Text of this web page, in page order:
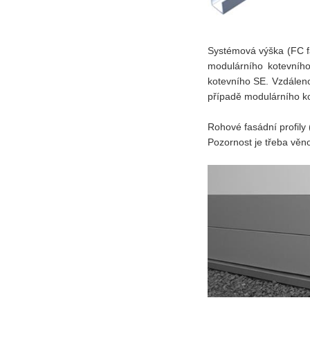
Systémová výška (FC
modulárního
kotevního SE.
případě modulárního
Rohové fasádní
Pozornost je třeba